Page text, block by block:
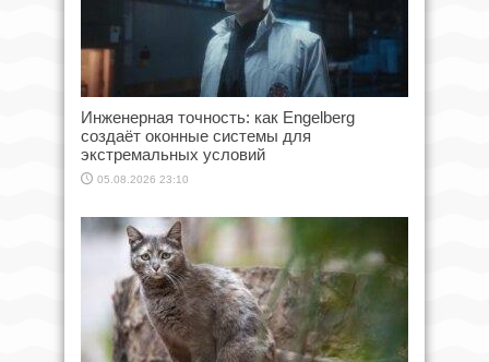
Инженерная точность: как Engelberg
создаёт оконные системы для
экстремальных условий
05.08.2026 23:10